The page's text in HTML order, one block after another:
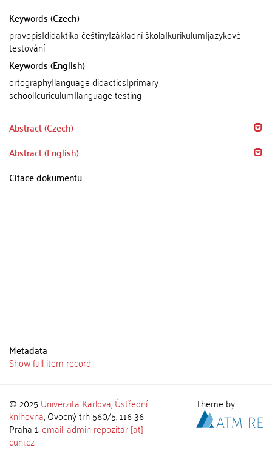
Keywords (Czech)
pravopis|didaktika češtiny|základní škola|kurikulum|jazykové
testování
Keywords (English)
ortography|language didactics|primary
school|curiculum|language testing
Abstract (Czech)
Abstract (English)
Citace dokumentu
Metadata
Show full item record
© 2025 Univerzita Karlova,Ústřední
knihovna, Ovocný trh 560/5, 116 36
Praha 1;email: admin-repozitar [at]
cuni.cz
Theme by